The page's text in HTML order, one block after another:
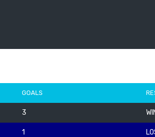
GOALS
3
1